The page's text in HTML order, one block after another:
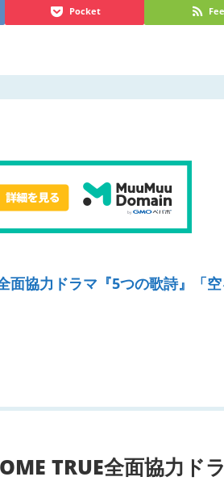
Pocket
面協力ドラマ『5つの歌詩』「
TRUE全面協力ド